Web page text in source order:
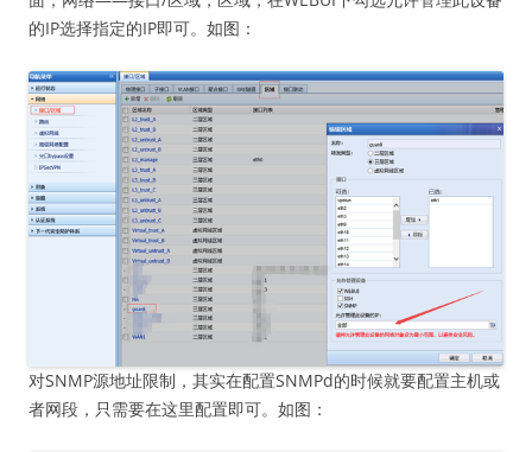
的IP选择指定的IP即可。如图：
对SNMP源地址限制，其实在配置SNMPd的时候就要配置主机或
者网段，只需要在这里配置即可。如图：